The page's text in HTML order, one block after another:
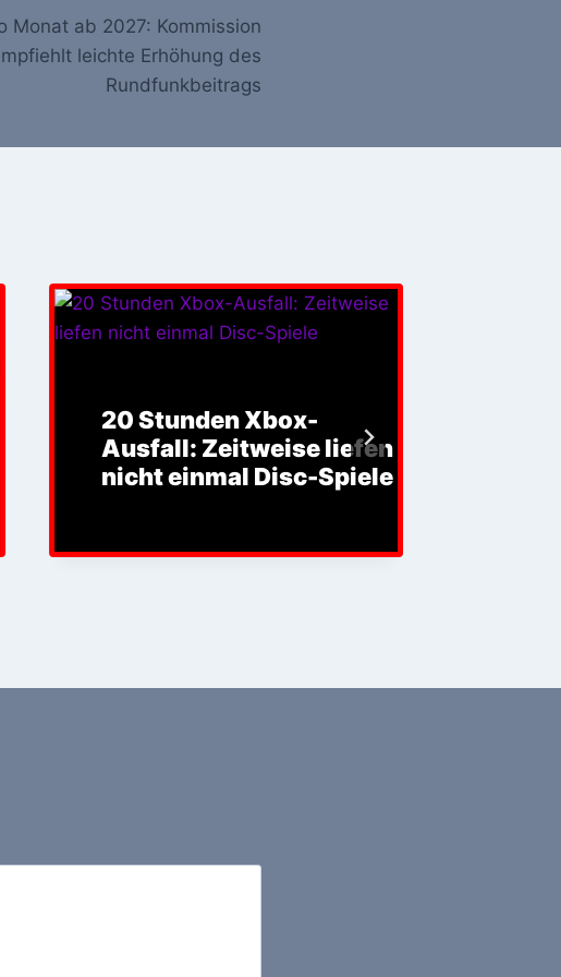
Monat ab 2027: Kommission
leichte Erhöhung des
Rundfunkbeitrags
20 Stunden Xbox-
Ausfall: Zeitweise liefen
nicht einmal Disc-Spiele